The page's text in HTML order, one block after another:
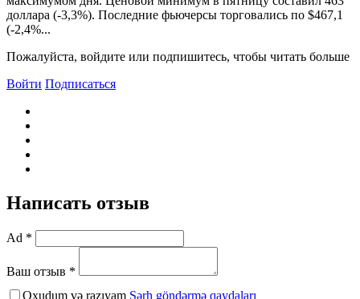
доллара (-3,3%). Последние фьючерсы торговались по $467,1
(-2,4%...
Пожалуйста, войдите или подпишитесь, чтобы читать больше
Войти Подписаться
Написать отзыв
Ad *
Ваш отзыв *
Oxudum və razıyam Şərh göndərmə qaydaları